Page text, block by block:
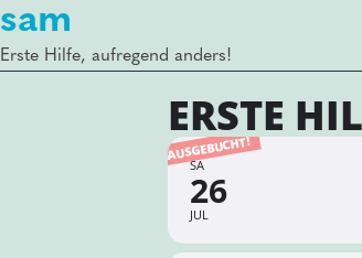
sam
Erste Hilfe, aufregend anders!
ERSTE
AUSGEBUCHT!
SA
26
JUL